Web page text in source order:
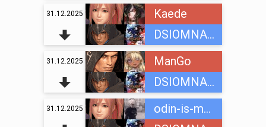
31.12.2025
Kaede
DSIOMNAINC
31.12.2025
ManGo
DSIOMNAINC
31.12.2025
odin-is-mnogih